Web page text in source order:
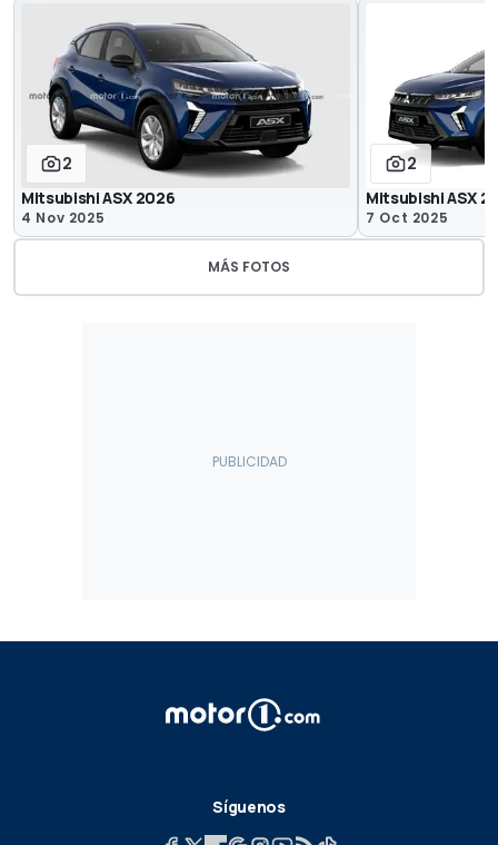
2
Mitsubishi ASX 2026
4 Nov 2025
2
Mitsubishi ASX
7 Oct 2025
MÁS FOTOS
Síguenos